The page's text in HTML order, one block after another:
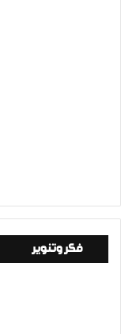
فكر وتنوير